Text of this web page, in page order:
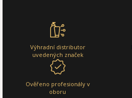
Výhradní distributor
uvedených značek
Ověřeno profesionály v
oboru